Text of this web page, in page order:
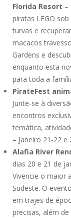
Florida Resort –
piratas LEGO
turvas e
macacos
Gardens e
enquanto esta
para toda a
PirateFest
Junte-se à
encontros
temática,
– Janeiro 21-22
Alafia River
dias 20 e 21 de
Vivencie o maior
Sudeste. O
em trajes de
precisas, além